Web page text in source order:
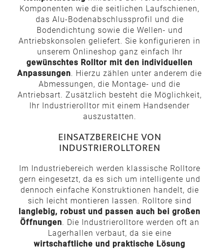
Komponenten wie die seitlichen Laufschienen,
das Alu-Bodenabschlussprofil und die
Bodendichtung sowie die Wellen- und
Antriebskonsolen geliefert. Sie konfigurieren in
unserem Onlineshop ganz einfach Ihr
gewünschtes Rolltor mit den individuellen
Anpassungen. Hierzu zählen unter anderem die
Abmessungen, die Montage- und die
Antriebsart. Zusätzlich besteht die Möglichkeit,
Ihr Industrierolltor mit einem Handsender
auszustatten.
EINSATZBEREICHE VON
INDUSTRIEROLLTOREN
Im Industriebereich werden klassische Rolltore
gern eingesetzt, da es sich um intelligente und
dennoch einfache Konstruktionen handelt, die
sich leicht montieren lassen. Rolltore sind
langlebig, robust und passen auch bei großen
Öffnungen. Die Industrierolltore werden oft an
Lagerhallen verbaut, da sie eine
wirtschaftliche und praktische Lösung